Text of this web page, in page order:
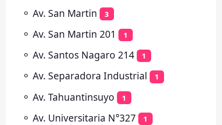
⚬ Av. San Martin 3
⚬ Av. San Martin 201 1
⚬ Av. Santos Nagaro 214 1
⚬ Av. Separadora Industrial 1
⚬ Av. Tahuantinsuyo 1
⚬ Av. Universitaria N°327 1